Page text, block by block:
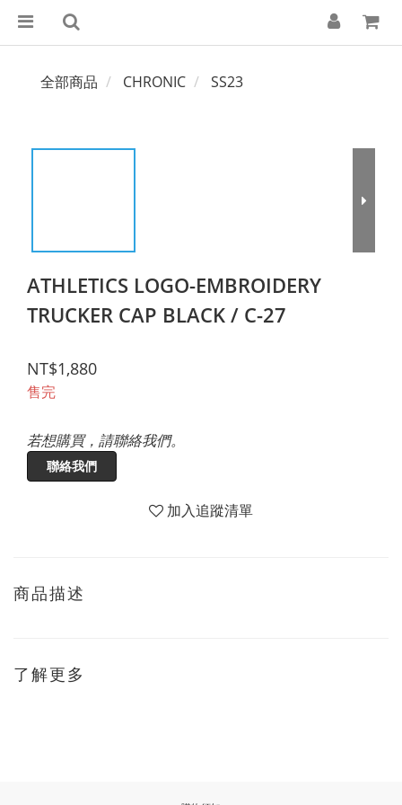
全部商品 CHRONIC SS23
ATHLETICS LOGO-EMBROIDERY
TRUCKER CAP BLACK / C-27
NT$1,880
售完
若想購買，請聯絡我們。
聯絡我們
加入追蹤清單
商品描述
了解更多